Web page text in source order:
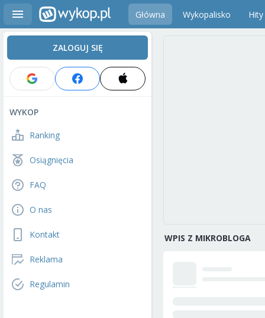
Główna Wykopalisko Hity
ZALOGUJ SIĘ
WYKOP
Ranking
Osiągnięcia
FAQ
O nas
Kontakt
Reklama
Regulamin
WPIS Z MIKROBLOGA